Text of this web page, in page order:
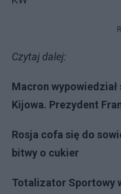
Czytaj dalej:
Macron
Kijowa. Prezydent
Rosja cofa się do
bitwy o cukier
Totalizator Sportowy